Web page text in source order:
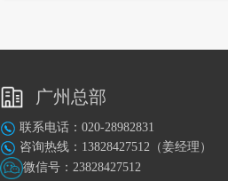
广州总部
联系电话：020-28982831
咨询热线：13828427512（姜经理）
微信号：23828427512